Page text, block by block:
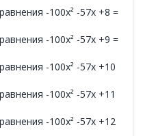
-100x² -57x +8 =
-100x² -57x +9 =
-100x² -57x +10
-100x² -57x +11
-100x² -57x +12